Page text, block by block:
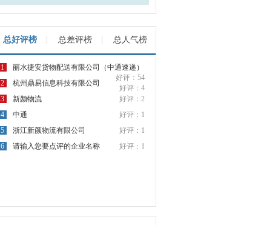
总好评榜 总差评榜 总人气榜
1
丽水捷安货物配送有限公司（中通速递）
好评：54
2 杭州鼎易信息科技有限公司
好评：4
3
新颜物流
好评：2
4
中通
好评：1
5
浙江新颜物流有限公司
好评：1
6
请输入您要点评的企业名称 好评：1